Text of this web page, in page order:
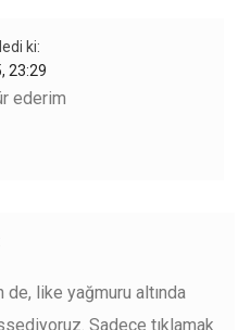
ki:
23:29
ederim
like yağmuru altında
Sadece tıklamak